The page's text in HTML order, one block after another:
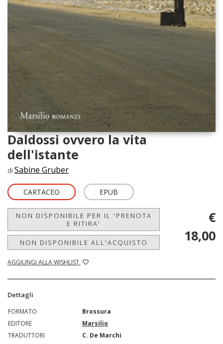
Daldossi ovvero la vita
dell'istante
di Sabine Gruber
CARTACEO EPUB
NON DISPONIBILE PER IL 'PRENOTA
E RITIRA'
NON DISPONIBILE ALL'ACQUISTO
AGGIUNGI ALLA WISHLIST
€
18,00
Dettagli
FORMATO
Brossura
EDITORE
Marsilio
TRADUTTORI
C. De Marchi